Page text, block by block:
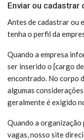
Enviar ou cadastrar
Antes de cadastrar ou
tenha o perfil da
Quando a empresa
ser inserido o [cargo
encontrado. No corpo
algumas
geralmente é exigido
Quando a
vagas, nosso site